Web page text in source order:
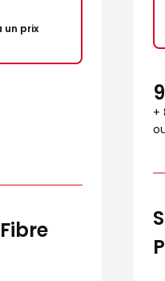
un prix
+